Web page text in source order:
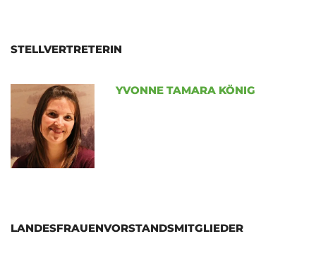
STELLVERTRETERIN
YVONNE TAMARA KÖNIG
LANDESFRAUENVORSTANDSMITGLIEDER